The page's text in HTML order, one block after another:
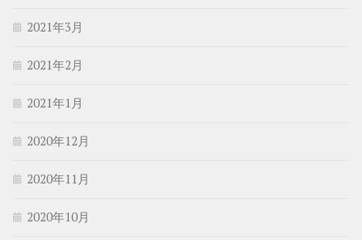
2021年3月
2021年2月
2021年1月
2020年12月
2020年11月
2020年10月